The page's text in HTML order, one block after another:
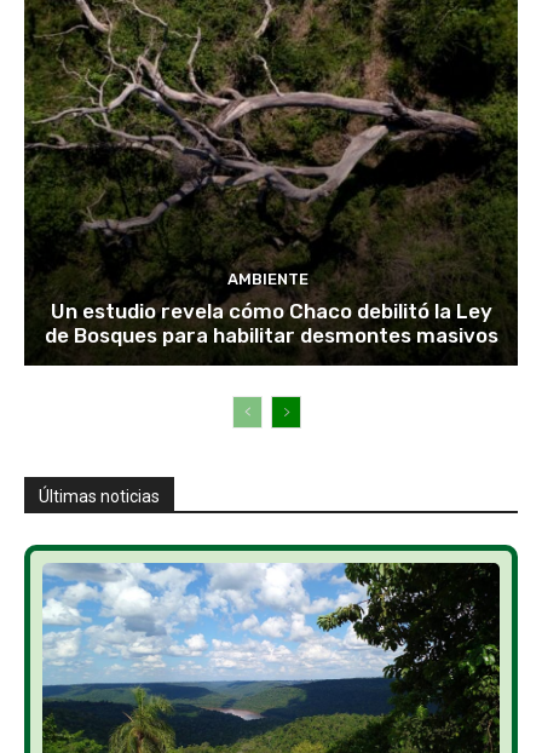
AMBIENTE
Un estudio revela cómo Chaco debilitó la Ley
de Bosques para habilitar desmontes masivos
Últimas noticias